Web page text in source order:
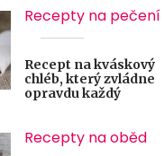
Recepty na pečení
Recept na kváskový
chléb, který zvládne
opravdu každý
Recepty na oběd